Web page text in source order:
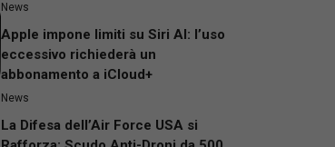
News
Apple impone limiti su Siri AI: l’uso
eccessivo richiederà un
abbonamento a iCloud+
News
La Difesa dell’Air Force USA si